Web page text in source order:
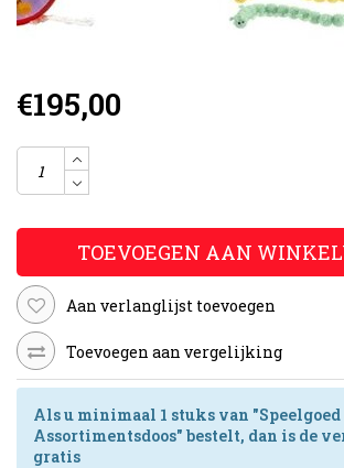
€195,00
TOEVOEGEN AAN
Aan verlanglijst toevoegen
Toevoegen aan vergelijking
Als u minimaal 1 stuks van
Assortimentsdoos" bestelt, dan is de
gratis